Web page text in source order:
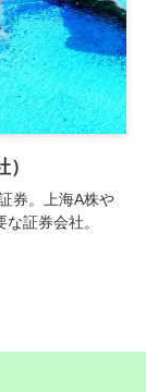
券。上海A株や
証券会社。